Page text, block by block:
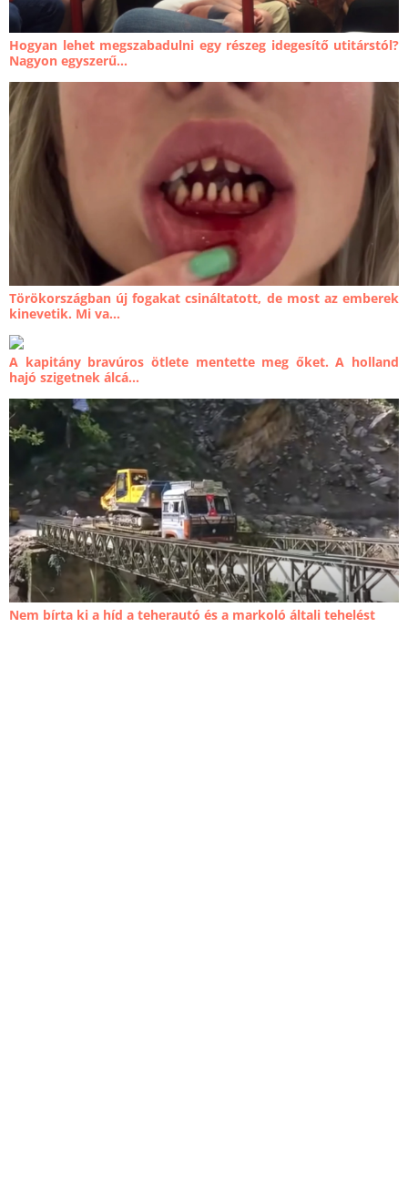
Hogyan lehet megszabadulni egy részeg idegesítő utitárstól?
Nagyon egyszerű...
Törökországban új fogakat csináltatott, de most az emberek
kinevetik. Mi va...
A kapitány bravúros ötlete mentette meg őket. A holland
hajó szigetnek álcá...
Nem bírta ki a híd a teherautó és a markoló általi tehelést